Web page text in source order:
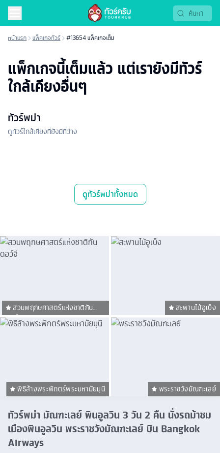
หน้าแรก แพ็คเกจทัวร์ #13654 แพ็คเกจเต็ม
แพ็กเกจนี้เต็มแล้ว แต่เรายังมีทัวร์
ใกล้เคียงอื่นๆ
ทัวร์พม่า
ดูทัวร์ใกล้เคียงที่ยังมีที่ว่าง
ดูทัวร์พม่าทั้งหมด
สวนพฤกษศาสตร์แห่งชาติกัน
ดอว์จี
สะพานไม้อูเบ็ง
พิธีล้างพระพักตร์พระมหามัยมุนี พระราชวังมัณฑะเลย์
ทัวร์พม่า มัณฑะเลย์ พินอูลวิน 3 วัน 2 คืน นั่งรถม้าชม
เมืองพินอูลวิน พระราชวังมัณฑะเลย์ บิน Bangkok
Airways